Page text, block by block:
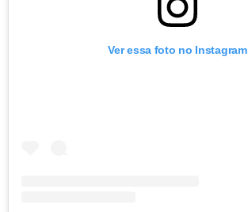
Ver essa foto no Instagram